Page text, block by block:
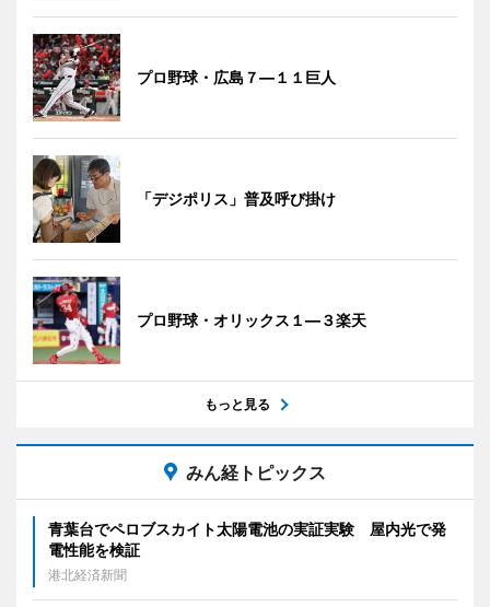
プロ野球・広島７―１１巨人
「デジポリス」普及呼び掛け
プロ野球・オリックス１―３楽天
もっと見る
みん経トピックス
青葉台でペロブスカイト太陽電池の実証実験 屋内光で発
電性能を検証
港北経済新聞